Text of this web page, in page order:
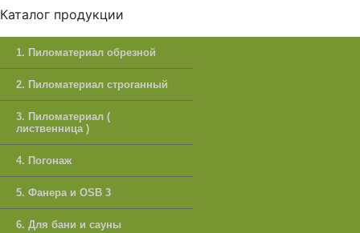
Каталог продукции
1. Пиломатериал обрезной
2. Пиломатериал строганный
3. Пиломатериал (
лиственница )
4. Погонаж
5. Фанера и OSB 3
6. Для бани и сауны